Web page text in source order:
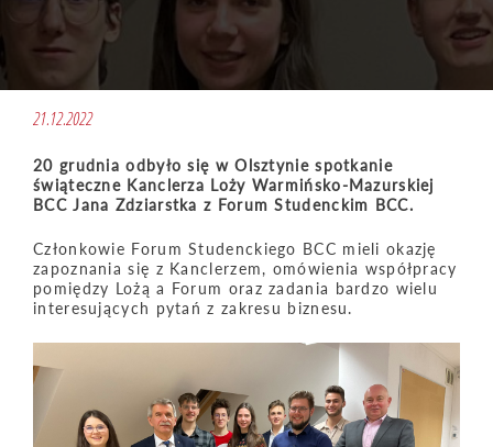
21.12.2022
20 grudnia odbyło się w Olsztynie spotkanie
świąteczne Kanclerza Loży Warmińsko-Mazurskiej
BCC Jana Zdziarstka z Forum Studenckim BCC.
Członkowie Forum Studenckiego BCC mieli okazję
zapoznania się z Kanclerzem, omówienia współpracy
pomiędzy Lożą a Forum oraz zadania bardzo wielu
interesujących pytań z zakresu biznesu.